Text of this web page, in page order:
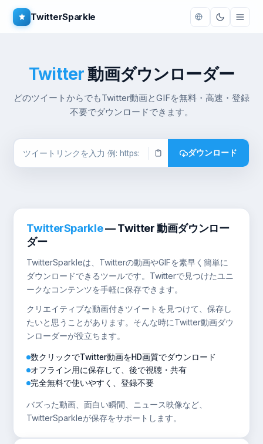
TwitterSparkle
Twitter動画ダウンローダー
どのツイートからでもTwitter動画とGIFを無料・高速・登録
不要でダウンロードできます。
ダウンロード
TwitterSparkle— Twitter 動画ダウンロー
ダー
TwitterSparkleは、Twitterの動画やGIFを素早く簡単に
ダウンロードできるツールです。Twitterで見つけたユニ
ークなコンテンツを手軽に保存できます。
クリエイティブな動画付きツイートを見つけて、保存し
たいと思うことがあります。そんな時にTwitter動画ダウ
ンローダーが役立ちます。
数クリックでTwitter動画をHD画質でダウンロード
オフライン用に保存して、後で視聴・共有
完全無料で使いやすく、登録不要
バズった動画、面白い瞬間、ニュース映像など、
TwitterSparkleが保存をサポートします。